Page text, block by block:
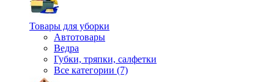
Товары для уборки
Автотовары
Ведра
Губки, тряпки, салфетки
Все категории (7)